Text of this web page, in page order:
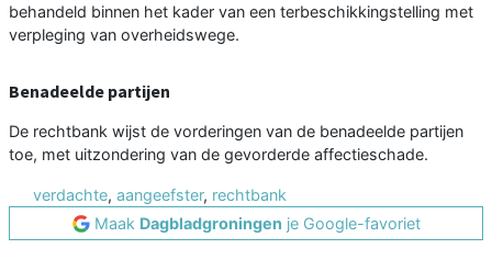
behandeld binnen het kader van een terbeschikkingstelling met
verpleging van overheidswege.
Benadeelde partijen
De rechtbank wijst de vorderingen van de benadeelde partijen
toe, met uitzondering van de gevorderde affectieschade.
verdachte, aangeefster, rechtbank
Maak Dagbladgroningen je Google-favoriet